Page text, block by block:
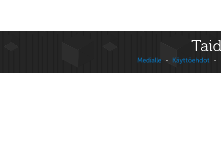
Medialle - Käyttöehdot -